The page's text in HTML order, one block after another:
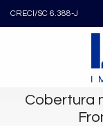
CRECI/SC 6.388-J
Cobertura